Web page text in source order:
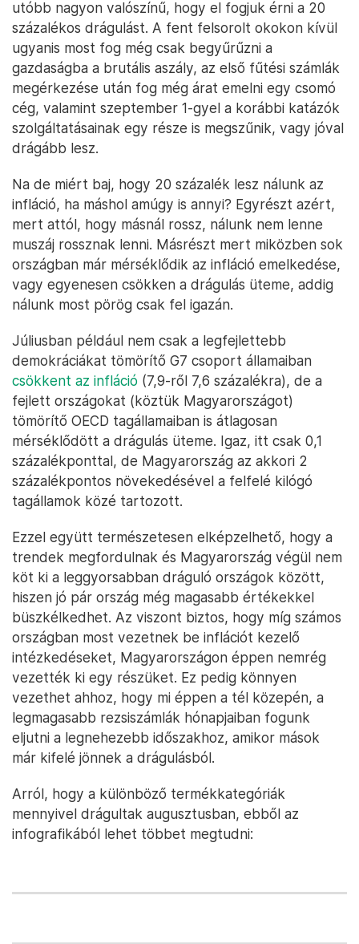
utóbb nagyon valószínű, hogy el fogjuk érni a 20
százalékos drágulást. A fent felsorolt okokon kívül
ugyanis most fog még csak begyűrűzni a
gazdaságba a brutális aszály, az első fűtési számlák
megérkezése után fog még árat emelni egy csomó
cég, valamint szeptember 1-gyel a korábbi katázók
szolgáltatásainak egy része is megszűnik, vagy jóval
drágább lesz.
Na de miért baj, hogy 20 százalék lesz nálunk az
infláció, ha máshol amúgy is annyi? Egyrészt azért,
mert attól, hogy másnál rossz, nálunk nem lenne
muszáj rossznak lenni. Másrészt mert miközben sok
országban már mérséklődik az infláció emelkedése,
vagy egyenesen csökken a drágulás üteme, addig
nálunk most pörög csak fel igazán.
Júliusban például nem csak a legfejlettebb
demokráciákat tömörítő G7 csoport államaiban
csökkent az infláció (7,9-ről 7,6 százalékra), de a
fejlett országokat (köztük Magyarországot)
tömörítő OECD tagállamaiban is átlagosan
mérséklődött a drágulás üteme. Igaz, itt csak 0,1
százalékponttal, de Magyarország az akkori 2
százalékpontos növekedésével a felfelé kilógó
tagállamok közé tartozott.
Ezzel együtt természetesen elképzelhető, hogy a
trendek megfordulnak és Magyarország végül nem
köt ki a leggyorsabban dráguló országok között,
hiszen jó pár ország még magasabb értékekkel
büszkélkedhet. Az viszont biztos, hogy míg számos
országban most vezetnek be inflációt kezelő
intézkedéseket, Magyarországon éppen nemrég
vezették ki egy részüket. Ez pedig könnyen
vezethet ahhoz, hogy mi éppen a tél közepén, a
legmagasabb rezsiszámlák hónapjaiban fogunk
eljutni a legnehezebb időszakhoz, amikor mások
már kifelé jönnek a drágulásból.
Arról, hogy a különböző termékkategóriák
mennyivel drágultak augusztusban, ebből az
infografikából lehet többet megtudni: